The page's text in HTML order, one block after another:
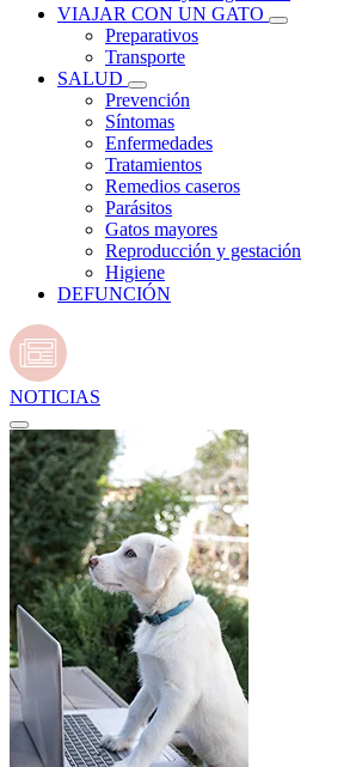
VIAJAR CON UN GATO
Preparativos
Transporte
SALUD
Prevención
Síntomas
Enfermedades
Tratamientos
Remedios caseros
Parásitos
Gatos mayores
Reproducción y gestación
Higiene
DEFUNCIÓN
NOTICIAS